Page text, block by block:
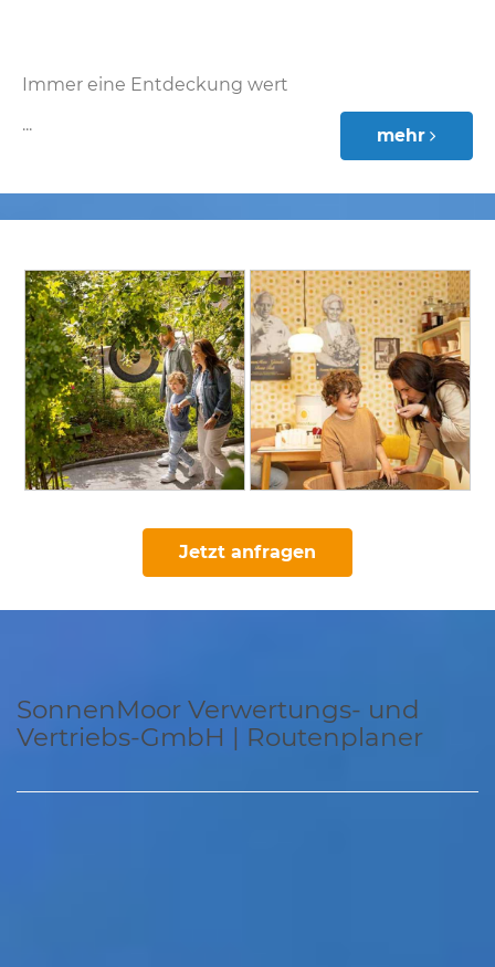
Immer eine Entdeckung wert
...
mehr
Jetzt anfragen
SonnenMoor Verwertungs- und
Vertriebs-GmbH | Routenplaner